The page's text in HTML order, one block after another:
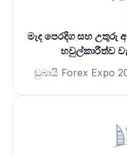
මැද පෙරදිග සහ උතුරු
හවුල්කාරීත්ව
ඩුබායි Forex Expo